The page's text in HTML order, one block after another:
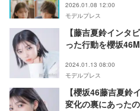
2026.01.08 12:00
モデルプレス
【藤吉夏鈴インタ
った行動を櫻坂
2024.01.13 08:00
モデルプレス
【櫻坂46藤吉夏
変化の裏にあった